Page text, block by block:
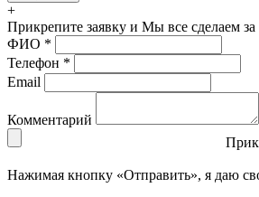
+
Прикрепите заявку и Мы все сделаем за
ФИО *
Телефон *
Email
Комментарий
Нажимая кнопку «Отправить», я даю